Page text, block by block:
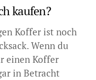
kaufen?
Koffer ist noch
Wenn du
einen Koffer
in Betracht